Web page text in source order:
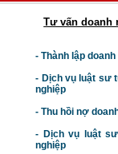
Tư vấn doanh
- Thành lập
- Dịch vụ luật sư t
nghiệp
- Thu hồi nợ
- Dịch vụ luật
nghiệp